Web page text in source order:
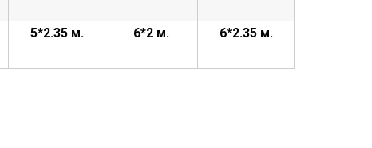
5*2.35 м. 6*2 м. 6*2.35 м.